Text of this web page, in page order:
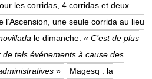
les corridas, 4 corridas et deux
l’Ascension, une seule corrida au lieu
le dimanche. «C’est de plus
de tels événements à cause des
»
Magesq : la